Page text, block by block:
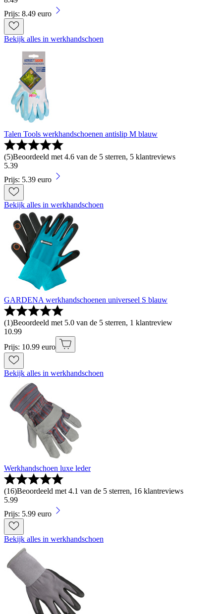
Prijs: 8.49 euro
Bekijk alles in werkhandschoen
Talen Tools werkhandschoenen antislip M blauw
(5)Beoordeeld met 4.6 van de 5 sterren, 5 klantreviews
5.39
Prijs: 5.39 euro
Bekijk alles in werkhandschoen
GARDENA werkhandschoenen universeel S blauw
(1)Beoordeeld met 5.0 van de 5 sterren, 1 klantreview
10.99
Prijs: 10.99 euro
Bekijk alles in werkhandschoen
Werkhandschoen luxe leder
(16)Beoordeeld met 4.1 van de 5 sterren, 16 klantreviews
5.99
Prijs: 5.99 euro
Bekijk alles in werkhandschoen